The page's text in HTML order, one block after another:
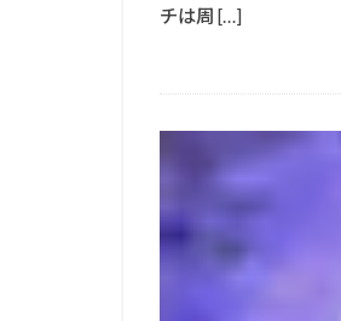
チは周 […]